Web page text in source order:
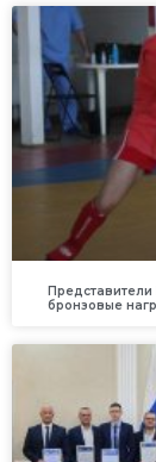
бронзовые